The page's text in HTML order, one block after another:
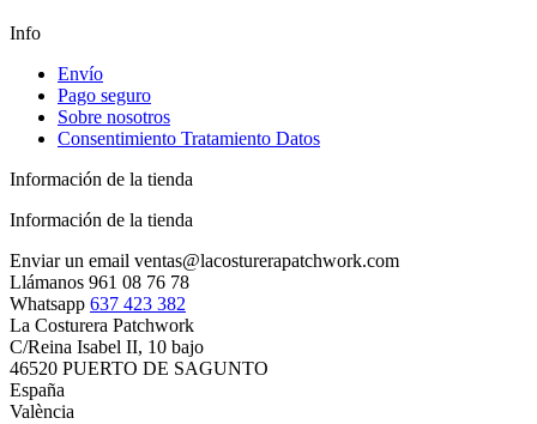
Info
Envío
Pago seguro
Sobre nosotros
Consentimiento Tratamiento Datos
Información de la tienda
Información de la tienda
Enviar un email ventas@lacosturerapatchwork.com
Llámanos 961 08 76 78
Whatsapp 637 423 382
La Costurera Patchwork
C/Reina Isabel II, 10 bajo
46520 PUERTO DE SAGUNTO
España
València